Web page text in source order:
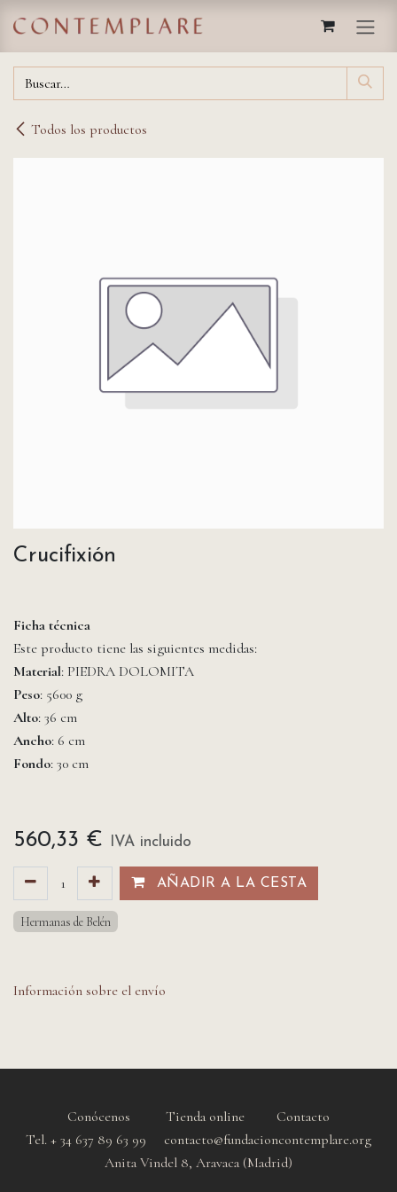
Todos los productos
Crucifixión
Ficha técnica
Este producto tiene las siguientes medidas:
Material: PIEDRA DOLOMITA
Peso: 5600 g
Alto: 36 cm
Ancho: 6 cm
Fondo: 30 cm
560,33 € IVA incluido
AÑADIR A LA CESTA​​
Hermanas de Belén
Información sobre el envío
Conócenos Tienda online
Contacto
Tel. + 34 637 89 63 99 contacto@fundacioncontemplare.org
Anita Vindel 8, Aravaca (Madrid)